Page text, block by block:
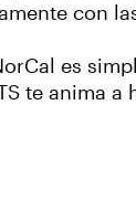
con
es
te anima